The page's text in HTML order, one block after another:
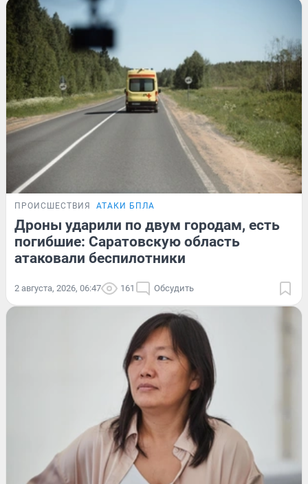
ПРОИСШЕСТВИЯ АТАКИ БПЛА
Дроны ударили по двум городам, есть
погибшие: Саратовскую область
атаковали беспилотники
2 августа, 2026, 06:47 161 Обсудить